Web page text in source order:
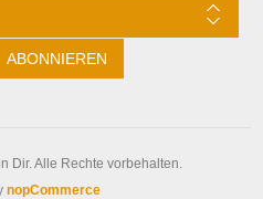
Dir. Alle Rechte vorbehalten.
nopCommerce